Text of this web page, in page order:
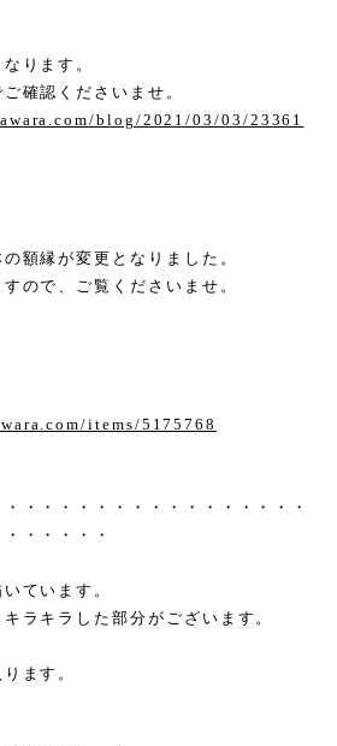
ります。
確認くださいませ。
blog/2021/03/03/23361
額縁が変更となりました。
ので、ご覧くださいませ。
items/5175768
・・・・・・・・・・・・・・・・
・・・・・
ています。
ラキラした部分がございます。
ます。